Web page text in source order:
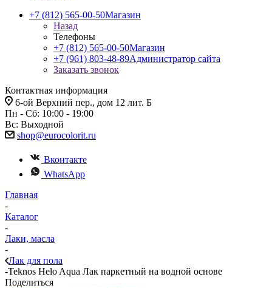
+7 (812) 565-00-50Магазин
Назад
Телефоны
+7 (812) 565-00-50Магазин
+7 (961) 803-48-89Администратор сайта
Заказать звонок
Контактная информация
6-ой Верхний пер., дом 12 лит. Б
Пн - Сб: 10:00 - 19:00
Вс: Выходной
shop@eurocolorit.ru
Вконтакте
WhatsApp
Главная
-
Каталог
-
Лаки, масла
-
Лак для пола
-Teknos Helo Aqua Лак паркетный на водной основе
Поделиться